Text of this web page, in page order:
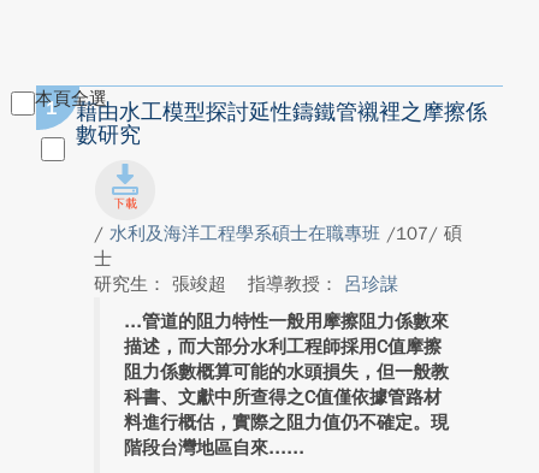
本頁全選
1
藉由水工模型探討延性鑄鐵管襯裡之摩擦係
數研究
/ 水利及海洋工程學系碩士在職專班 /107/ 碩
士
研究生： 張竣超
指導教授： 呂珍謀
管道的阻力特性一般用摩擦阻力係數來
描述，而大部分水利工程師採用C值摩擦
阻力係數概算可能的水頭損失，但一般教
科書、文獻中所查得之C值僅依據管路材
料進行概估，實際之阻力值仍不確定。現
階段台灣地區自來...